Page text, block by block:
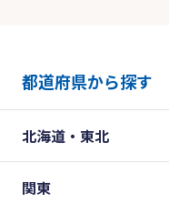
都道府県から探す
北海道・東北
関東